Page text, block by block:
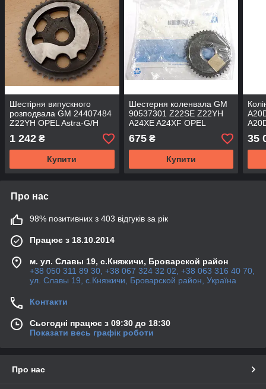
Шестірня випускного
розподвала GM 24407484
Z22YH OPEL Astra-G/H
Zafira-A/B Vectra-B/C
Signum
1 242 ₴
Купити
Шестерня коленвала GM
90537301 Z22SE Z22YH
A24XE A24XF OPEL
ANTARA ASTRA-G/H
VECTRA-C ZAFIRA-A/B
675₴
Купити
35
Про нас
98% позитивних з 403 відгуків за рік
Працює з 18.10.2014
м. ул. Славы 19, с.Княжичи, Броварской район
+38 050 311 89 30, +38 067 324 32 02, +38 063 316 40 70,
ул. Славы 19, с.Княжичи, Броварской район, Україна
Контакти
Сьогодні працює з 09:30 до 18:30
Показати весь графік роботи
Про нас